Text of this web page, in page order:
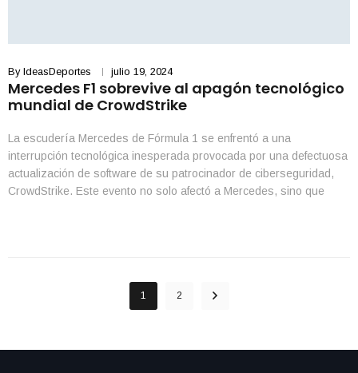
By IdeasDeportes julio 19, 2024
Mercedes F1 sobrevive al apagón tecnológico
mundial de CrowdStrike
La escudería Mercedes de Fórmula 1 se enfrentó a una
interrupción tecnológica inesperada provocada por una defectuosa
actualización de software de su patrocinador de ciberseguridad,
CrowdStrike. Este evento no solo afectó a Mercedes, sino que
1 2